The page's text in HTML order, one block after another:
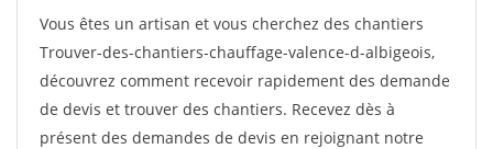
Vous êtes un artisan et vous cherchez des chantiers
Trouver-des-chantiers-chauffage-valence-d-albigeois,
découvrez comment recevoir rapidement des demande
de devis et trouver des chantiers. Recevez dès à
présent des demandes de devis en rejoignant notre